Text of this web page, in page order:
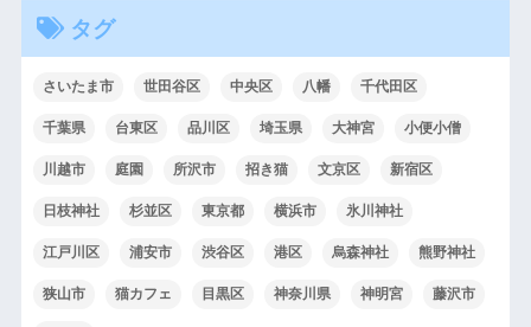
タグ
さいたま市 世田谷区 中央区 八幡 千代田区
千葉県 台東区 品川区 埼玉県 大神宮 小便小僧
川越市 庭園 所沢市 招き猫 文京区 新宿区
日枝神社 杉並区 東京都 横浜市 氷川神社
江戸川区 浦安市 渋谷区 港区 烏森神社 熊野神社
狭山市 猫カフェ 目黒区 神奈川県 神明宮 藤沢市